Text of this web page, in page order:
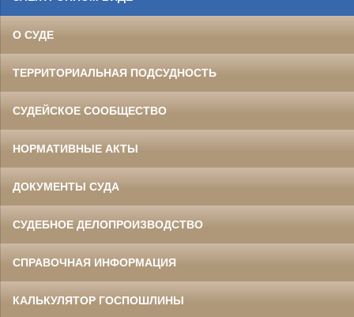
О СУДЕ
ТЕРРИТОРИАЛЬНАЯ ПОДСУДНОСТЬ
СУДЕЙСКОЕ СООБЩЕСТВО
НОРМАТИВНЫЕ АКТЫ
ДОКУМЕНТЫ СУДА
СУДЕБНОЕ ДЕЛОПРОИЗВОДСТВО
СПРАВОЧНАЯ ИНФОРМАЦИЯ
КАЛЬКУЛЯТОР ГОСПОШЛИНЫ